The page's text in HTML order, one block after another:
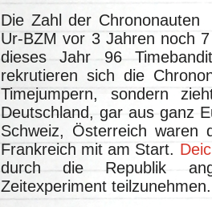
Die Zahl der
Ur-BZM vor 3 Jahren noch
dieses Jahr 96
rekrutieren sich die
Timejumpern, sondern
Deutschland, gar aus ganz
Schweiz, Österreich waren
Frankreich mit am Start.
durch die Republik
Zeitexperiment teilzunehmen.